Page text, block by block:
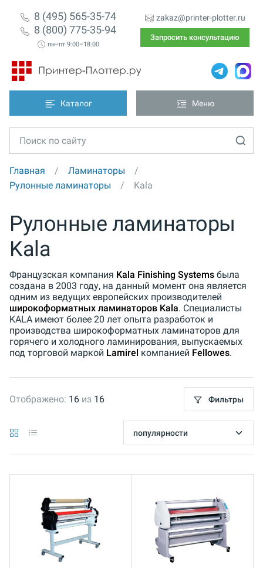
8 (495) 565-35-74
8 (800) 775-35-94
пн–пт 9:00–18:00
zakaz@printer-plotter.ru
Запросить консультацию
Каталог Меню
Главная
Ламинаторы
Рулонные ламинаторы
Kala
Рулонные ламинаторы
Kala
Французская компания Kala Finishing Systems была
создана в 2003 году, на данный момент она является
одним из ведущих европейских производителей
широкоформатных ламинаторов Kala. Специалисты
KALA имеют более 20 лет опыта разработок и
производства широкоформатных ламинаторов для
горячего и холодного ламинирования, выпускаемых
под торговой маркой Lamirel компанией Fellowes.
Отображено: 16 из 16 Фильтры